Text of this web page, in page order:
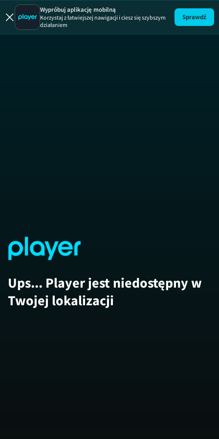
Wypróbuj aplikację mobilną
Korzystaj z łatwiejszej nawigacji i ciesz się szybszym
działaniem
Sprawdź
Ups... Player jest niedostępny w
Twojej lokalizacji